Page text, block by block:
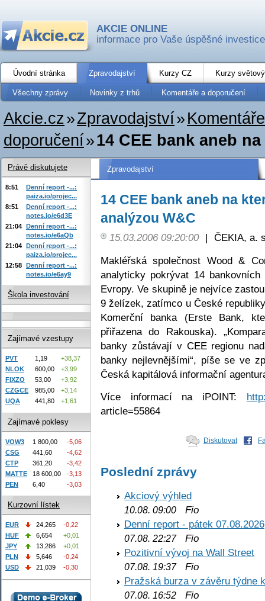
AKCIE ONLINE
informace pro Vaše úspěšné investice
Úvodní stránka Zpravodajství Kurzy CZ Kurzy
Všechny zprávy Novinky z trhů Komentáře a doporučení
Akcie.cz»Zpravodajství»
doporučení»14 CEE bank aneb
Zpravodajství
14 CEE bank aneb na
analýzou W&C
15.03.2006 09:20:00 | ČEKIA, a.
Makléřská společnost Wood &
analyticky pokrývat 14
Evropy. Ve skupině je nejvíce
9 želízek, zatímco u České
Komerční banka (Erste Bank,
přiřazena do Rakouska).
banky zůstávají v CEE regionu
banky nejlevnějšími“, píše se ve
Česká kapitálová informační
Více informací na iPOINT:
article=55864
Diskutovat
Poslední zprávy
Akciový výhled
10.08. 09:00 Fio
Denní report - pátek 07.08.2026
07.08. 22:27Fio
Pozitivní vývoj na Wall Street
07.08. 19:37Fio
Pražská burza v závěru týdne
07.08. 16:52 Fio
Právě diskutujete
8:51
Denní report -...:
paiza.io/projec...
8:51
Denní report -...:
notes.io/e6d3E
21:04 Denní report -...:
notes.io/e6aQb
21:04 Denní report -...:
paiza.io/projec...
12:58 Denní report -...:
notes.io/e6ay9
Škola investování
Zajímavé vzestupy
PVT 1,19
+38,37
NLOK
600,00
+3,99
FIXZO
53,00
+3,92
CZGCE
985,00
+3,14
UQA
441,80 +1,61
Zajímavé poklesy
VOW3 1 800,00
-5,06
CSG
441,60
-4,62
CTP
361,20
-3,42
MATTE
18 600,00
-3,13
PEN
6,40 -3,03
Kurzovní lístek
EUR 24,265
-0,22
HUF
6,654
+0,01
JPY
13,286
+0,01
PLN
5,646
-0,24
USD
21,039 -0,30